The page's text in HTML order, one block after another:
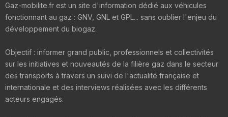
Gaz-mobilite.fr est un site d'information dédié aux véhicules
fonctionnant au gaz : GNV, GNL et GPL... sans oublier l'enjeu du
développement du biogaz.
Objectif : informer grand public, professionnels et collectivités
sur les initiatives et nouveautés de la filière gaz dans le secteur
des transports à travers un suivi de l'actualité française et
internationale et des interviews réalisées avec les différents
acteurs engagés.